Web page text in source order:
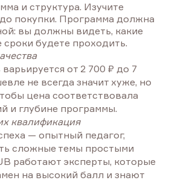
и структура. Изучите
покупки. Программа должна
вы должны видеть, какие
сроки будете проходить.
от 2 700 ₽ до 7
не всегда значит хуже, но
цена соответствовала
и глубине программы.
квалификация
— опытный педагог,
сложные темы простыми
работают эксперты, которые
на высокий балл и знают